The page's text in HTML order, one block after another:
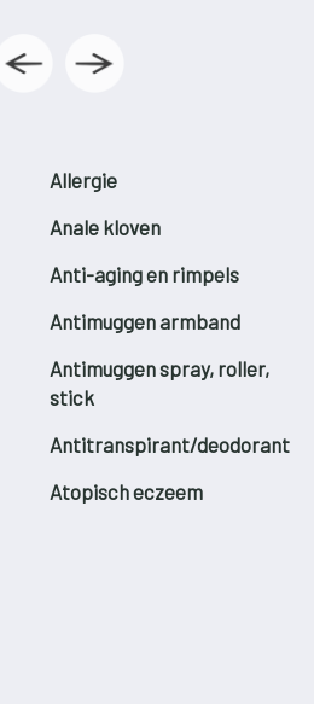
Allergie
Anale kloven
Anti-aging en rimpels
Antimuggen armband
Antimuggen spray, roller,
stick
Antitranspirant/deodorant
Atopisch eczeem